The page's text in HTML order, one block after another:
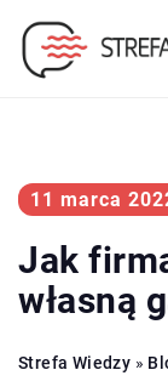
11 marca
Jak
własną
Strefa Wiedzy »